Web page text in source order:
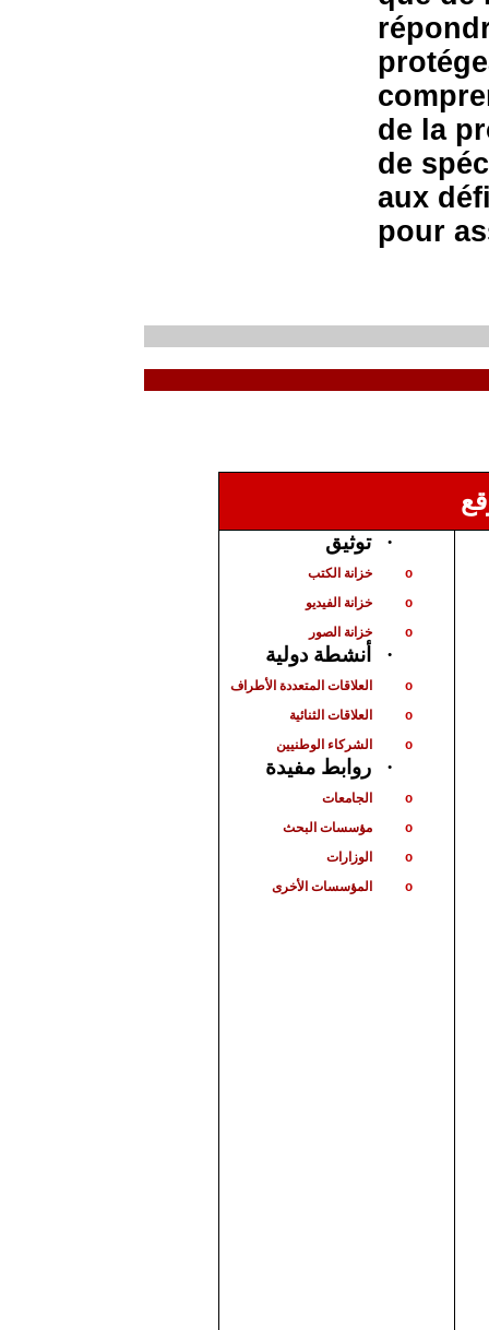
de la
de
aux
pour
· توثيق
o خزانة الكتب
o خزانة الفيديو
o خزانة الصور
· أنشطة دولية
o العلاقات المتعددة الأطراف
o العلاقات الثنائية
o الشركاء الوطنيين
· روابط مفيدة
o الجامعات
o مؤسسات البحث
o الوزارات
o المؤسسات الأخرى